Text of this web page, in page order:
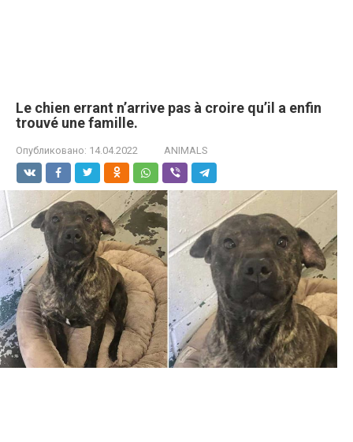
Le chien errant n’arrive pas à croire qu’il a enfin
trouvé une famille.
Опубликовано: 14.04.2022 ANIMALS